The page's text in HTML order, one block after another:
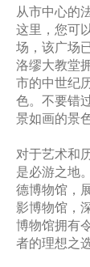
从市中心的
这里，您可
场，该广场
洛缪大教堂
市的中世纪
色。不要错
景如画的景
对于艺术和
是必游之地
德博物馆，
影博物馆，
博物馆拥有
者的理想之选